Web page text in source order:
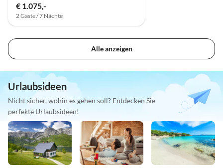
€ 1.075,-
2 Gäste / 7 Nächte
Alle anzeigen
Urlaubsideen
Nicht sicher, wohin es gehen soll? Entdecken Sie
perfekte Urlaubsideen!